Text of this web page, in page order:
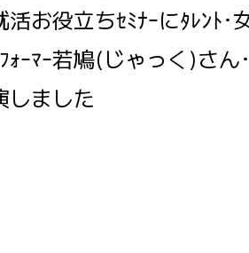
お役立ちｾﾐﾅｰにﾀﾚﾝﾄ･
ｰﾏｰ若鳩(じゃっく)さん
しました